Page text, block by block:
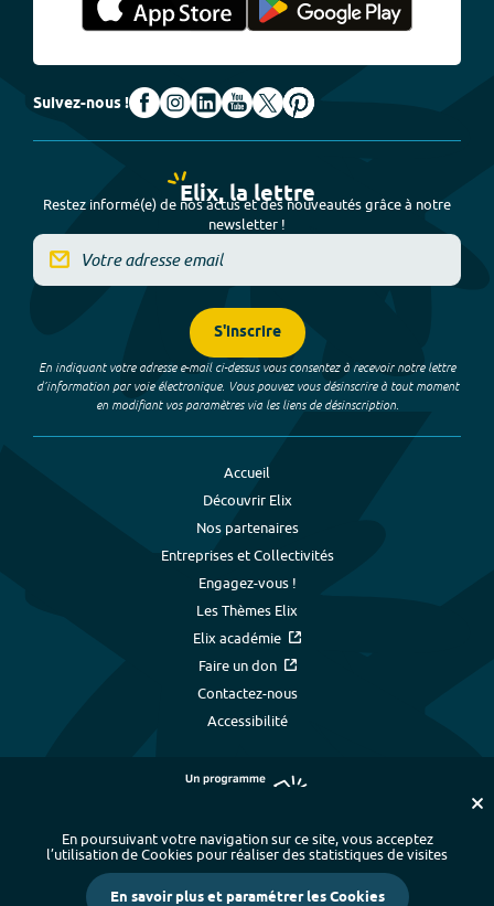
Suivez-nous !
Elix, la lettre
Restez informé(e) de nos actus et des nouveautés grâce à notre
newsletter !
S'inscrire
En indiquant votre adresse e-mail ci-dessus vous consentez à recevoir notre lettre
d’information par voie électronique. Vous pouvez vous désinscrire à tout moment
en modifiant vos paramètres via les liens de désinscription.
Accueil
Découvrir Elix
Nos partenaires
Entreprises et Collectivités
Engagez-vous !
Les Thèmes Elix
Elix académie
Faire un don
Contactez-nous
Accessibilité
Plan du site - Index alphabétique
-
Mentions légales et données personnelles
- Paramétrer les cookies
En poursuivant votre navigation sur ce site, vous acceptez
l’utilisation de Cookies pour réaliser des statistiques de visites
En savoir plus et paramétrer les Cookies